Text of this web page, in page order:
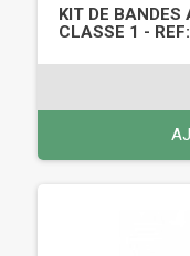
KIT DE BANDES
CLASSE 1 -